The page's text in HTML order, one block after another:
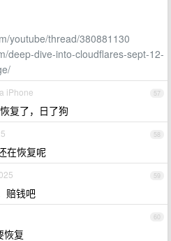
youtube/thread/380881130
deep-dive-into-cloudflares-sept-12-
57
iPhone
复了，日了狗
58
在恢复呢
59
赔钱吧
60
恢复